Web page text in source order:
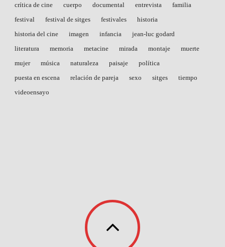
crítica de cine
cuerpo documental entrevista
familia
festival
festival de sitges festivales
historia
historia del cine
imagen infancia
jean-luc godard
literatura
memoria metacine mirada montaje
muerte
mujer
música naturaleza paisaje
política
puesta en escena
relación de pareja sexo sitges
tiempo
videoensayo